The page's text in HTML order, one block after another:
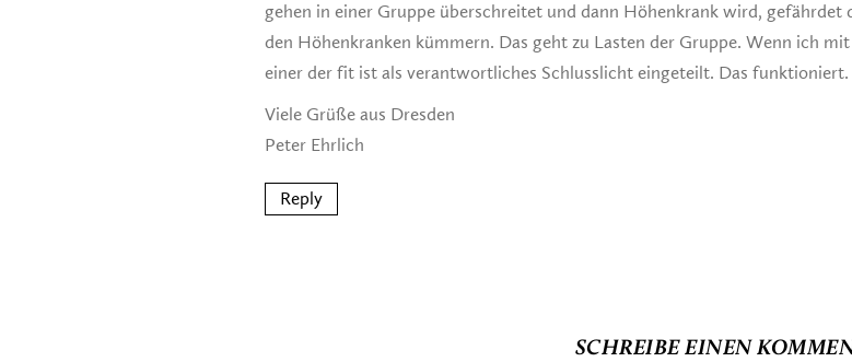
gehen in einer Gruppe überschreitet und dann Höhenkrank wird,
den Höhenkranken kümmern. Das geht zu Lasten der Gruppe. Wenn ich
einer der fit ist als verantwortliches Schlusslicht eingeteilt. Das funktioniert.
Viele Grüße aus Dresden
Peter Ehrlich
Reply
SCHREIBE EINEN